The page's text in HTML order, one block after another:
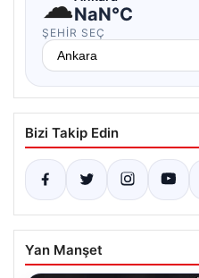
NaN°C
ŞEHIR SEÇ
Bizi Takip Edin
Yan Manşet